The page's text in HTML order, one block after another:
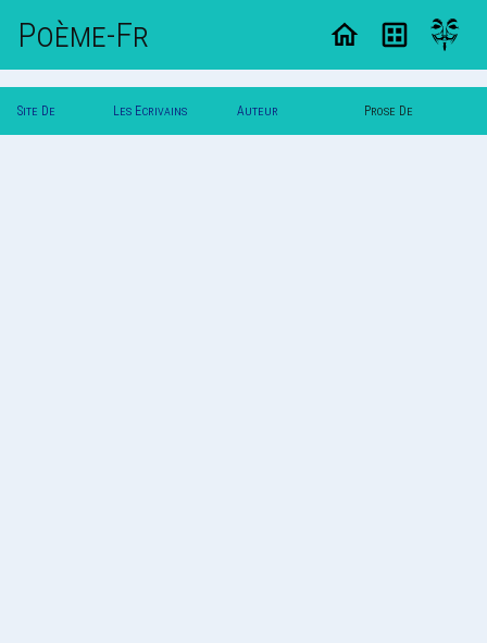
Poème-Fr
Site De Les Ecrivains Auteur Prose De